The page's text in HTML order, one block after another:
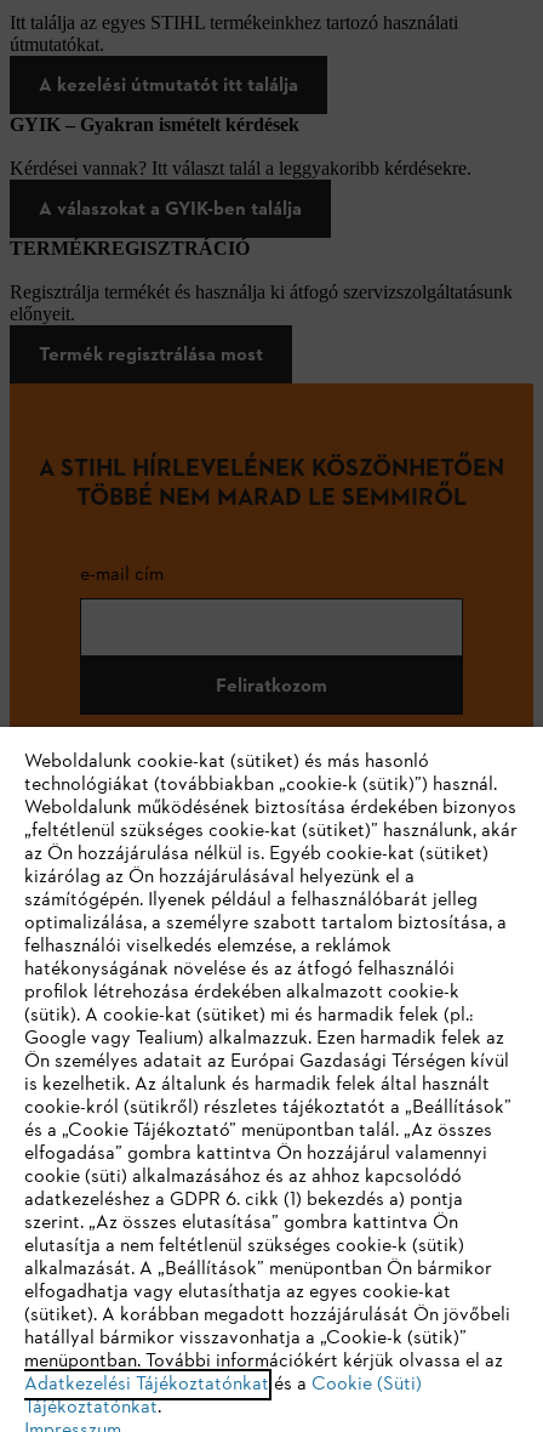
Itt találja az egyes STIHL termékeinkhez tartozó használati
útmutatókat.
A kezelési útmutatót itt találja
GYIK – Gyakran ismételt kérdések
Kérdései vannak? Itt választ talál a leggyakoribb kérdésekre.
A válaszokat a GYIK-ben találja
TERMÉKREGISZTRÁCIÓ
Regisztrálja termékét és használja ki átfogó szervizszolgáltatásunk
előnyeit.
Termék regisztrálása most
A STIHL HÍRLEVELÉNEK KÖSZÖNHETŐEN
TÖBBÉ NEM MARAD LE SEMMIRŐL
e-mail cím
Feliratkozom
#STIHL
Vállalat
STIHL GYIK
Szerviz
Adatvédelem Impresszum Cookie tájékoztató
Jogi információk
IHR BROWSER WIRD NICHT
UNTERSTÜTZT
Sie nutzen einen Browser, den wir noch nicht unterstützen. Für
eine optimale Nutzung unserer Seite empfehlen wir Ihnen, zu
einem der folgenden Browser zu wechseln:
Weboldalunk cookie-kat (sütiket) és más hasonló
technológiákat (továbbiakban „cookie-k (sütik)”) használ.
Weboldalunk működésének biztosítása érdekében bizonyos
„feltétlenül szükséges cookie-kat (sütiket)” használunk, akár
az Ön hozzájárulása nélkül is. Egyéb cookie-kat (sütiket)
kizárólag az Ön hozzájárulásával helyezünk el a
számítógépén. Ilyenek például a felhasználóbarát jelleg
optimalizálása, a személyre szabott tartalom biztosítása, a
felhasználói viselkedés elemzése, a reklámok
hatékonyságának növelése és az átfogó felhasználói
profilok létrehozása érdekében alkalmazott cookie-k
(sütik). A cookie-kat (sütiket) mi és harmadik felek (pl.:
Google vagy Tealium) alkalmazzuk. Ezen harmadik felek az
Ön személyes adatait az Európai Gazdasági Térségen kívül
is kezelhetik. Az általunk és harmadik felek által használt
cookie-król (sütikről) részletes tájékoztatót a „Beállítások”
és a „Cookie Tájékoztató” menüpontban talál. „Az összes
elfogadása” gombra kattintva Ön hozzájárul valamennyi
cookie (süti) alkalmazásához és az ahhoz kapcsolódó
adatkezeléshez a GDPR 6. cikk (1) bekezdés a) pontja
szerint. „Az összes elutasítása” gombra kattintva Ön
elutasítja a nem feltétlenül szükséges cookie-k (sütik)
alkalmazását. A „Beállítások” menüpontban Ön bármikor
elfogadhatja vagy elutasíthatja az egyes cookie-kat
(sütiket). A korábban megadott hozzájárulását Ön jövőbeli
hatállyal bármikor visszavonhatja a „Cookie-k (sütik)”
menüpontban. További információkért kérjük olvassa el az
Adatkezelési Tájékoztatónkat és a Cookie (Süti)
Tájékoztatónkat.